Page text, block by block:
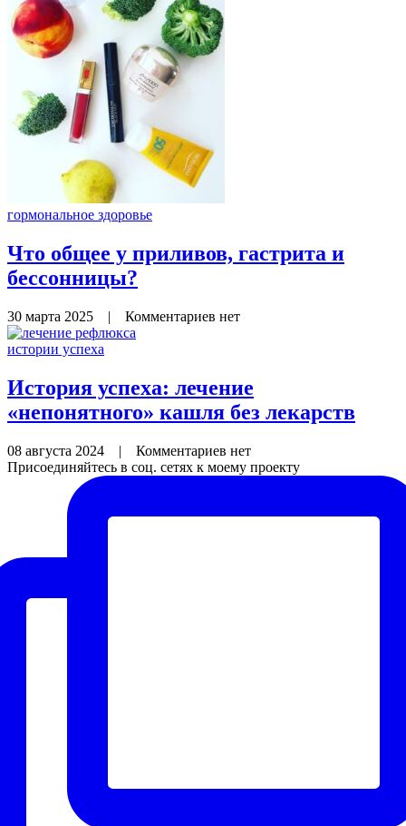
гормональное здоровье
Что общее у приливов, гастрита и
бессонницы?
30 марта 2025 | Комментариев нет
истории успеха
История успеха: лечение
«непонятного» кашля без лекарств
08 августа 2024 | Комментариев нет
Присоединяйтесь в соц. сетях к моему проекту